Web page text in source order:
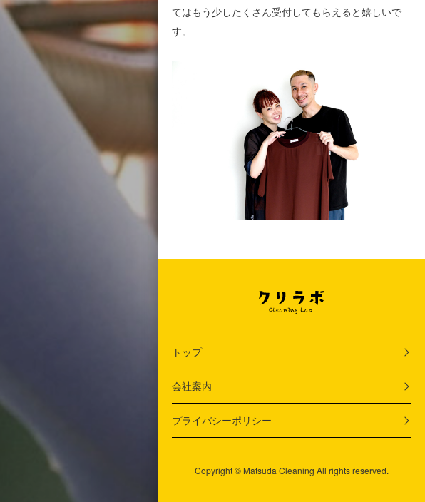
てはもう少したくさん受付してもらえると嬉しいで
す。
トップ
会社案内
プライバシーポリシー
Copyright © Matsuda Cleaning All rights reserved.